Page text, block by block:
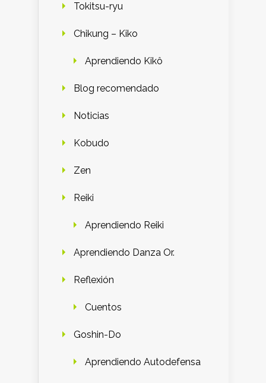
Tokitsu-ryu
Chikung – Kiko
Aprendiendo Kikô
Blog recomendado
Noticias
Kobudo
Zen
Reiki
Aprendiendo Reiki
Aprendiendo Danza Or.
Reflexión
Cuentos
Goshin-Do
Aprendiendo Autodefensa